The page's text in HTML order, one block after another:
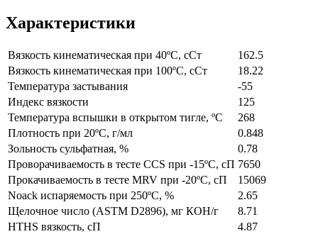
Характеристики
Вязкость кинематическая при 40ºC, сСт
162.5
Вязкость кинематическая при 100ºC, сСт
18.22
Температура застывания
-55
Индекс вязкости
125
Температура вспышки в открытом тигле, ºC
268
Плотность при 20ºC, г/мл
0.848
Зольность сульфатная, %
0.78
Проворачиваемость в тесте CCS при -15ºC, сП 7650
Прокачиваемость в тесте MRV при -20ºС, сП
15069
Noack испаряемость при 250ºС, %
2.65
Щелочное число (ASTM D2896), мг КОН/г
8.71
HTHS вязкость, сП
4.87